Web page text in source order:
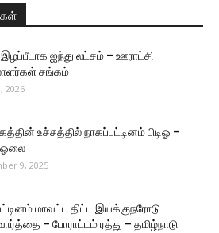
இழப்பீடாக ஐந்து லட்சம் – ஊராட்சி
சங்கம்
2026
உச்சத்தில் நாகப்பட்டினம் பிடிஓ –
ஓலை
9, 2025
மாவட்ட திட்ட இயக்குநரோடு
– போராட்டம் ரத்து – தமிழ்நாடு